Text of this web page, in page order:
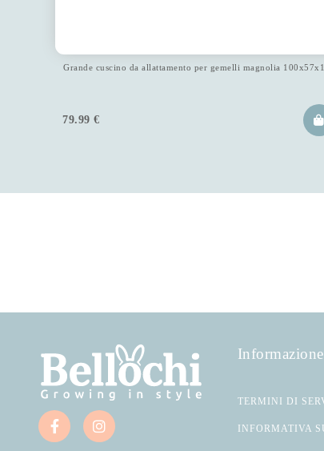
Grande cuscino da allattamento per gemelli magnolia
79.99 €
Informazione
TERMINI DI
INFORMATIVA